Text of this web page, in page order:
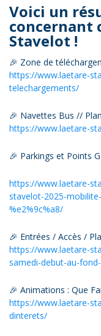
Voici un
concernant
Stavelot !
🎉 Zone de
https://www.laetare-
telechargements/
🎉 Navettes Bus //
https://www.laetare-
🎉 Parkings et Points
https://www.laetare-
stavelot-2025-
%e2%9c%a8/
🎉 Entrées / Accès /
https://www.laetare-
samedi-debut-au-
🎉 Animations : Que
https://www.laetare-
dinterets/